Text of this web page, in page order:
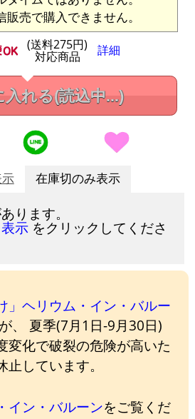
売で購入できません。
(送料275円)
対応商品 詳細
入れる(読込中...)
在庫切のみ表示
ります。
示 をクリックしてくださ
」ヘリウム・イン・バルー
、 夏季(7月1日-9月30日)
変化で破裂の危険が高いた
しています。
イン・バルーンをご覧くだ